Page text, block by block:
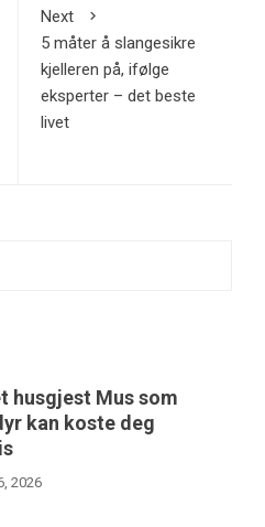
Next
5 måter å slangesikre
kjelleren på, ifølge
eksperter – det beste
livet
husgjest Mus som
kan koste deg
2026